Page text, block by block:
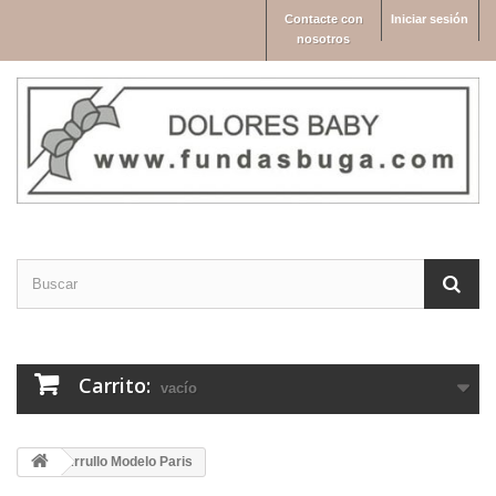
Iniciar sesión
Contacte con
nosotros
Carrito: vacío
Arrullo Modelo Paris